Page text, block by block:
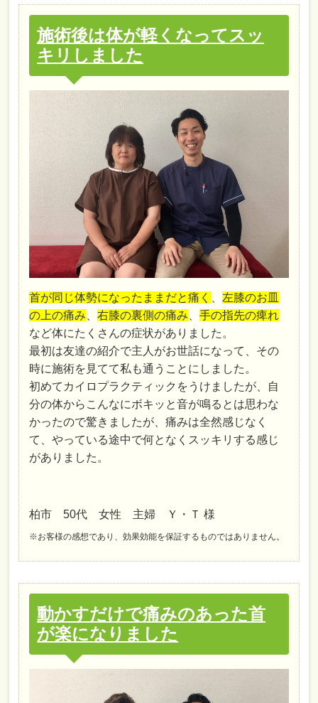
施術後は体が軽くなってスッ
キリしました
首が同じ体勢になったままだと痛く
左膝のお皿
の上の痛み 、右膝の裏側の痛み 、手の指先の痺れ
など体にたくさんの症状がありました。
最初は友達の紹介で主人がお世話になって、その
時に施術を見てて私も通うことにしました。
初めてカイロプラクティックをうけましたが、自
分の体からこんなにボキッと音が鳴るとは思わな
かったので驚きましたが、痛みは全然感じなく
て、やっている途中で何となくスッキリする感じ
がありました。
柏市 50代 女性 主婦 Ｙ・Ｔ 様
※お客様の感想であり、効果効能を保証するものではありません。
動かすだけで痛みのあった首
が楽になりました